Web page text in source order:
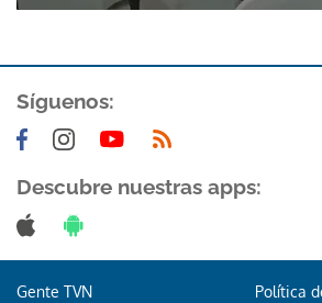
Síguenos:
Descubre nuestras apps:
Gente TVN Política